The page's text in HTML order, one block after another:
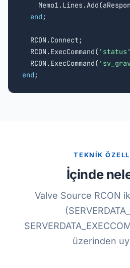
end ;
  RCON.Connect;
  RCON.ExecCommand(
'status'
  RCON.ExecCommand(
end ;
TEKNİK
İçinde
Valve Source RCON
üzerinden